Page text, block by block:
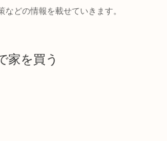
などの情報を載せていきます。
家を買う